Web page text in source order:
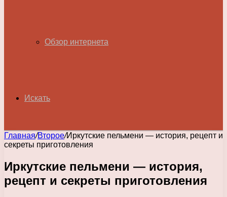
Обзор интернета
Искать
Главная/Второе/Иркутские пельмени — история, рецепт и
секреты приготовления
Иркутские пельмени — история,
рецепт и секреты приготовления